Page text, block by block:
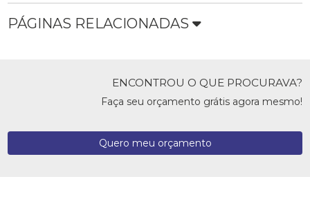
PÁGINAS RELACIONADAS
ENCONTROU O QUE PROCURAVA?
Faça seu orçamento grátis agora mesmo!
Quero meu orçamento